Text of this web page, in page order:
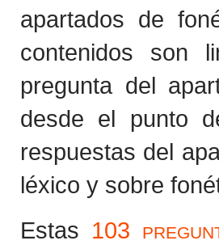
apartados de
contenidos son
pregunta del
desde el punto
respuestas del
léxico y sobre
Estas 103